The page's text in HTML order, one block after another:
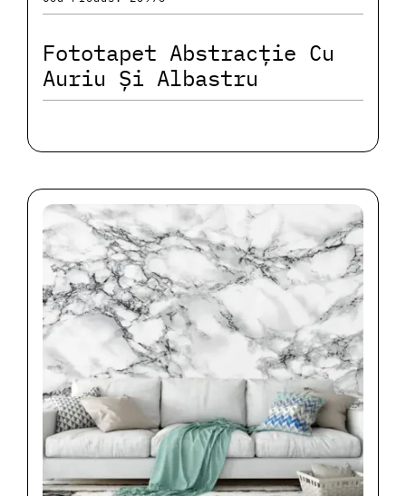
Fototapet Abstracție Cu
Auriu Și Albastru